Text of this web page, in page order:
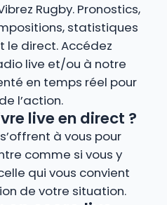
Rugby. Pronostics,
statistiques
le direct. Accédez
live et/ou à notre
en temps réel pour
l’action.
live en direct ?
à vous pour
comme si vous y
qui vous convient
de votre situation.